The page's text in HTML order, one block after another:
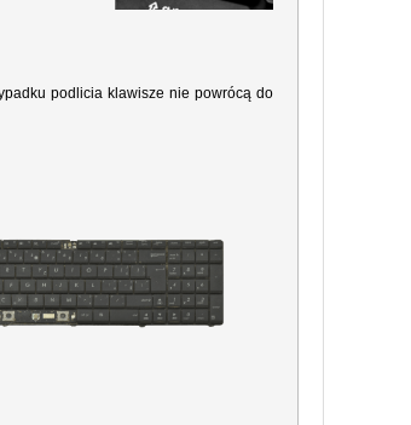
podlicia klawisze nie powrócą do